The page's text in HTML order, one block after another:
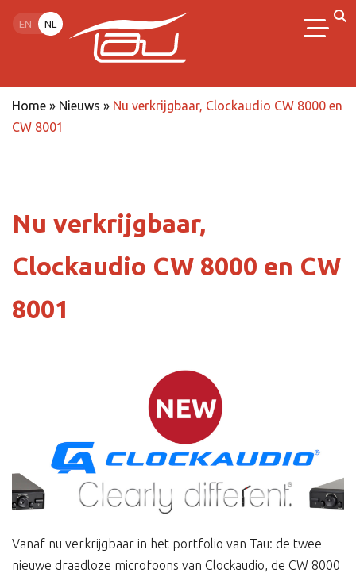
EN NL
Home » Nieuws » Nu verkrijgbaar, Clockaudio CW 8000 en
CW 8001
Nu verkrijgbaar,
Clockaudio CW 8000 en CW
8001
Vanaf nu verkrijgbaar in het portfolio van Tau: de twee
nieuwe draadloze microfoons van Clockaudio, de CW 8000